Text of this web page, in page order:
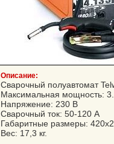
Описание:
Сварочный полуавтомат
Максимальная мощность:
Напряжение: 230 В
Сварочный ток: 50-120 А
Габаритные размеры:
Вес: 17,3 кг.